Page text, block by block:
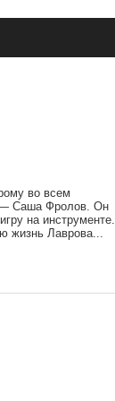
во всем
— Саша Фролов. Он
на инструменте.
жизнь Лаврова...